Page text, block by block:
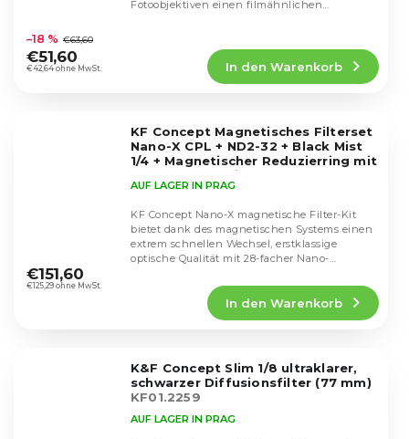
durchschnittliche
Produktbewertung
ist
€42,64 ohne MwSt.
–18 % €63,60
€51,60
In den Warenkorb
Fotoobjektiven einen filmähnlichen
KF Concept Magnetisches Filterset
Nano-X CPL + ND2-32 + Black Mist
1/4 + Magnetischer Reduzierring mit
Deckel und Etui (77mm)
durchschnittliche
Produktbewertung
AUF LAGER IN PRAG
€125,29 ohne MwSt.
€151,60
In den Warenkorb
KF Concept Nano-X magnetische Filter-Kit
bietet dank des magnetischen Systems einen
extrem schnellen Wechsel, erstklassige
optische Qualität mit 28-facher Nano-
K&F Concept Slim 1/8 ultraklarer,
schwarzer Diffusionsfilter (77 mm)
KF01.2259
AUF LAGER IN PRAG